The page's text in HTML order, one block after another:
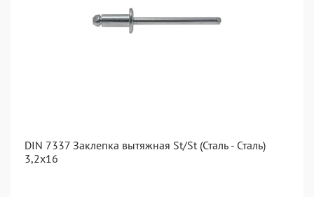
DIN 7337 Заклепка вытяжная St/St (Сталь - Сталь)
3,2x16